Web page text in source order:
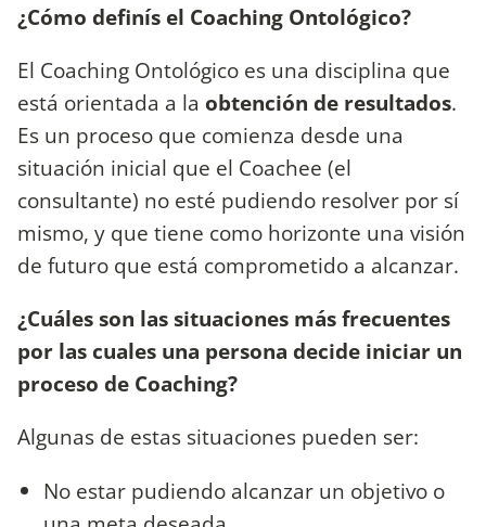
¿Cómo definís el Coaching Ontológico?
El Coaching Ontológico es una disciplina que
está orientada a la obtención de resultados.
Es un proceso que comienza desde una
situación inicial que el Coachee (el
consultante) no esté pudiendo resolver por sí
mismo, y que tiene como horizonte una visión
de futuro que está comprometido a alcanzar.
¿Cuáles son las situaciones más frecuentes
por las cuales una persona decide iniciar un
proceso de Coaching?
Algunas de estas situaciones pueden ser:
No estar pudiendo alcanzar un objetivo o